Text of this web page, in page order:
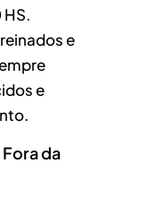
HS.
e
e
da